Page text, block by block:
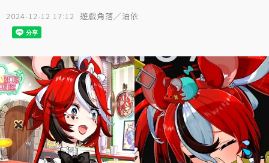
2024-12-12 17:12 遊戲角落／油依